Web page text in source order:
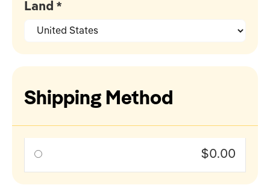
Land *
Shipping Method
$0.00